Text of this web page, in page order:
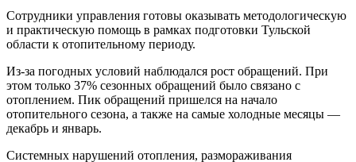
Сотрудники управления готовы оказывать методологическую
и практическую помощь в рамках подготовки Тульской
области к отопительному периоду.
Из-за погодных условий наблюдался рост обращений. При
этом только 37% сезонных обращений было связано с
отоплением. Пик обращений пришелся на начало
отопительного сезона, а также на самые холодные месяцы —
декабрь и январь.
Системных нарушений отопления, размораживания